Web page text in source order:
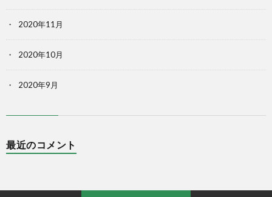
2020年11月
2020年10月
2020年9月
最近のコメント